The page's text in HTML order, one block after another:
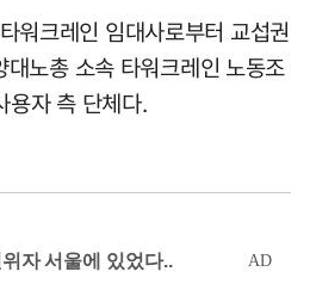
워크레인 임대사로부터 교섭권
노총 소속 타워크레인 노동조
용자 측 단체다.